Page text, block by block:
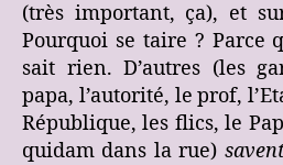
(très important, ça), et
Pourquoi se taire ? Parce
sait rien. D’autres (les
papa, l’autorité, le prof,
République, les flics, le
quidam dans la rue)